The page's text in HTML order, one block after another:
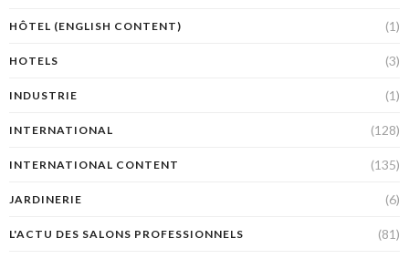
HÔTEL (ENGLISH CONTENT) (1)
HOTELS (3)
INDUSTRIE (1)
INTERNATIONAL (128)
INTERNATIONAL CONTENT (135)
JARDINERIE (6)
L'ACTU DES SALONS PROFESSIONNELS (81)